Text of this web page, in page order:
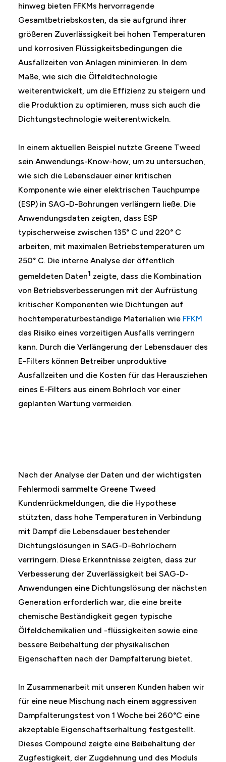
hinweg bieten FFKMs hervorragende
Gesamtbetriebskosten, da sie aufgrund ihrer
größeren Zuverlässigkeit bei hohen Temperaturen
und korrosiven Flüssigkeitsbedingungen die
Ausfallzeiten von Anlagen minimieren. In dem
Maße, wie sich die Ölfeldtechnologie
weiterentwickelt, um die Effizienz zu steigern und
die Produktion zu optimieren, muss sich auch die
Dichtungstechnologie weiterentwickeln.
In einem aktuellen Beispiel nutzte Greene Tweed
sein Anwendungs-Know-how, um zu untersuchen,
wie sich die Lebensdauer einer kritischen
Komponente wie einer elektrischen Tauchpumpe
(ESP) in SAG-D-Bohrungen verlängern ließe. Die
Anwendungsdaten zeigten, dass ESP
typischerweise zwischen 135° C und 220° C
arbeiten, mit maximalen Betriebstemperaturen um
250° C. Die interne Analyse der öffentlich
gemeldeten Daten1 zeigte, dass die Kombination
von Betriebsverbesserungen mit der Aufrüstung
kritischer Komponenten wie Dichtungen auf
hochtemperaturbeständige Materialien wie FFKM
das Risiko eines vorzeitigen Ausfalls verringern
kann. Durch die Verlängerung der Lebensdauer des
E-Filters können Betreiber unproduktive
Ausfallzeiten und die Kosten für das Herausziehen
eines E-Filters aus einem Bohrloch vor einer
geplanten Wartung vermeiden.
Nach der Analyse der Daten und der wichtigsten
Fehlermodi sammelte Greene Tweed
Kundenrückmeldungen, die die Hypothese
stützten, dass hohe Temperaturen in Verbindung
mit Dampf die Lebensdauer bestehender
Dichtungslösungen in SAG-D-Bohrlöchern
verringern. Diese Erkenntnisse zeigten, dass zur
Verbesserung der Zuverlässigkeit bei SAG-D-
Anwendungen eine Dichtungslösung der nächsten
Generation erforderlich war, die eine breite
chemische Beständigkeit gegen typische
Ölfeldchemikalien und -flüssigkeiten sowie eine
bessere Beibehaltung der physikalischen
Eigenschaften nach der Dampfalterung bietet.
In Zusammenarbeit mit unseren Kunden haben wir
für eine neue Mischung nach einem aggressiven
Dampfalterungstest von 1 Woche bei 260°C eine
akzeptable Eigenschaftserhaltung festgestellt.
Dieses Compound zeigte eine Beibehaltung der
Zugfestigkeit, der Zugdehnung und des Moduls